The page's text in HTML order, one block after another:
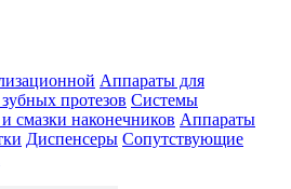
Аппараты для
протезов Системы
смазки наконечников Аппараты
Диспенсеры Сопутствующие